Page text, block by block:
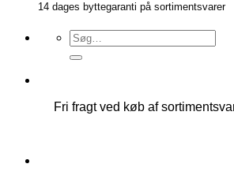
14 dages byttegaranti på sortimentsvarer
Søg
efter:
Fri fragt ved køb af